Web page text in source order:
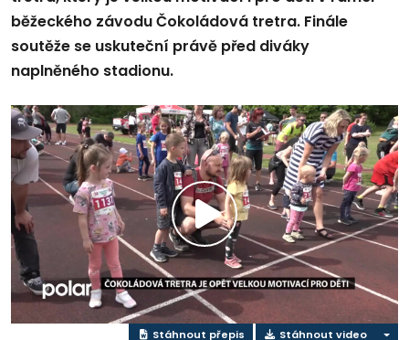
běžeckého závodu Čokoládová tretra. Finále
soutěže se uskuteční právě před diváky
naplněného stadionu.
Přehrát
video
Stáhnout přepis Stáhnout video